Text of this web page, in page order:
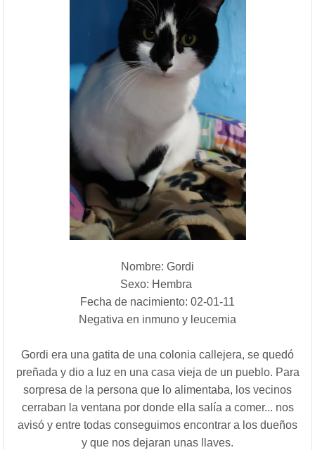
Nombre: Gordi
Sexo: Hembra
Fecha de nacimiento: 02-01-11
Negativa en inmuno y leucemia
Gordi era una gatita de una colonia callejera, se quedó
preñada y dio a luz en una casa vieja de un pueblo. Para
sorpresa de la persona que lo alimentaba, los vecinos
cerraban la ventana por donde ella salía a comer... nos
avisó y entre todas conseguimos encontrar a los dueños
y que nos dejaran unas llaves.